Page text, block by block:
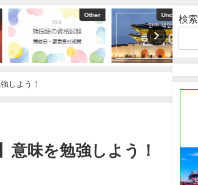
Other Uncategorized
しよう！
意味を勉強しよう！
検索